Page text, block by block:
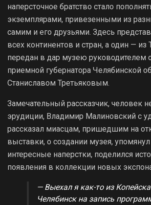
наперсточное братство стало
экземплярами, привезенными из
самим и его друзьями. Здесь
всех континентов и стран, а один —
передан в дар музею руководителем
приемной губернатора Челябинской
Станиславом Третьяковым.
Замечательный рассказчик, человек
эрудиции, Владимир Малиновский с
рассказал миасцам, пришедшим на
выставки, о создании музея,
интересные наперстки, поделился
появления в коллекции новых
— Выехал я как-то из
Челябинск на запись